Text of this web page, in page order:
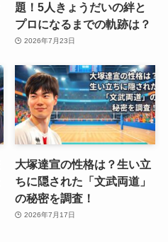
題！5人きょうだいの絆と
プロになるまでの軌跡は？
2026年7月23日
大塚達宣の性格は？生い立
ちに隠された「文武両道」
の秘密を調査！
2026年7月17日